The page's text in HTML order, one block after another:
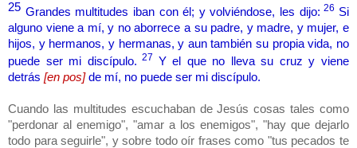
25 Grandes multitudes iban con él; y volviéndose, les dijo: 26 Si
alguno viene a mí, y no aborrece a su padre, y madre, y mujer, e
hijos, y hermanos, y hermanas, y aun también su propia vida, no
puede ser mi discípulo. 27 Y el que no lleva su cruz y viene
detrás [en pos]de mí, no puede ser mi discípulo.
Cuando las multitudes escuchaban de Jesús cosas tales como
"perdonar al enemigo", "amar a los enemigos", "hay que dejarlo
todo para seguirle", y sobre todo oír frases como "tus pecados te